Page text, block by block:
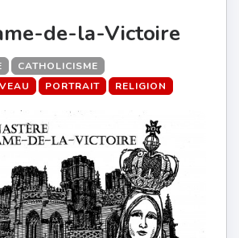
de-la-Victoire
CATHOLICISME
PORTRAIT RELIGION